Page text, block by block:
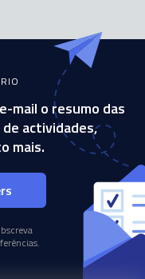
mail o resumo das
actividades,
mais.